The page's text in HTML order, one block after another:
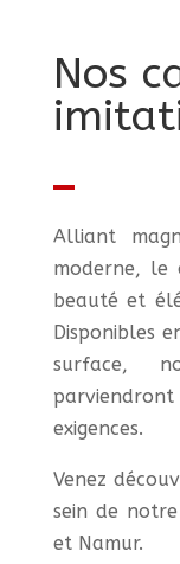
Nos
Alliant
moderne, le
beauté et
Disponibles
surface,
exigences.
Venez
sein de
et Namur.